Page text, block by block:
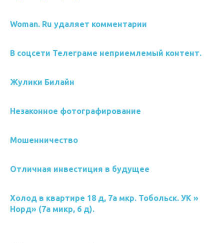
Woman. Ru удаляет комментарии
В соцсети Телеграме неприемлемый контент.
Жулики Билайн
Незаконное фотографирование
Мошенничество
Отличная инвестиция в будущее
Холод в квартире 18 д, 7а мкр. Тобольск. УК »
Норд» (7а микр, 6 д).